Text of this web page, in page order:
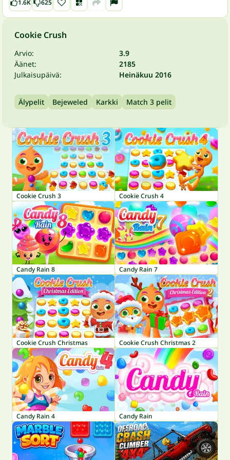
1.6K 625
Cookie Crush
Arvio:
3.9
Äänet:
2185
Julkaisupäivä:
Heinäkuu 2016
Älypelit Bejeweled Karkki Match 3 pelit
Cookie Crush 3 Cookie Crush 4
Candy Rain 8 Candy Rain 7
Cookie Crush Christmas Cookie Crush Christmas 2
Candy Rain 4 Candy Rain